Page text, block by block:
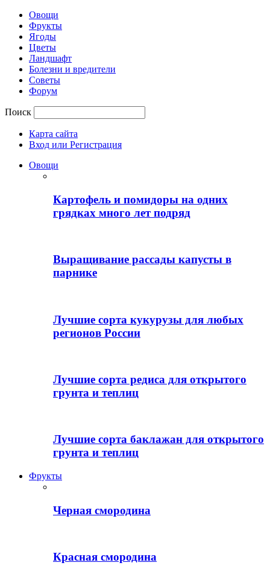
Овощи
Фрукты
Ягоды
Цветы
Ландшафт
Болезни и вредители
Советы
Форум
Поиск
Карта сайта
Вход или Регистрация
Овощи
Картофель и помидоры на одних
грядках много лет подряд
Выращивание рассады капусты в
парнике
Лучшие сорта кукурузы для любых
регионов России
Лучшие сорта редиса для открытого
грунта и теплиц
Лучшие сорта баклажан для открытого
грунта и теплиц
Фрукты
Черная смородина
Красная смородина